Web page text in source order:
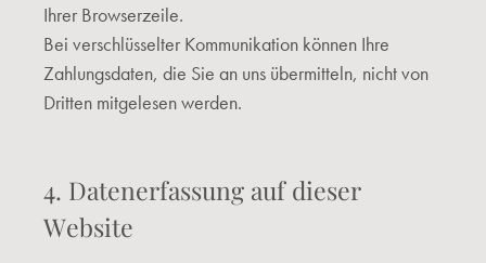
Ihrer Browserzeile.
Bei verschlüsselter Kommunikation können Ihre
Zahlungsdaten, die Sie an uns übermitteln, nicht von
Dritten mitgelesen werden.
4. Datenerfassung auf dieser
Website